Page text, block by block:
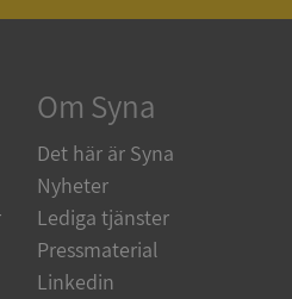
Om Syna
Det här är Syna
Nyheter
Lediga tjänster
Pressmaterial
Linkedin
som användarinloggning
kan inte
strikt nödvändiga cookies.
Leverantör
Domän